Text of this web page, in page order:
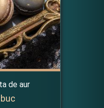
de aur